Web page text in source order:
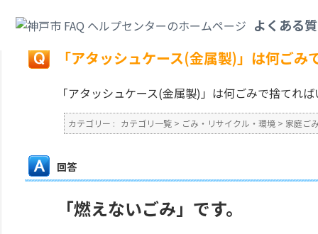
よくある
戻る
「アタッシュケース(金属製)」は何ごみ
「アタッシュケース(金属製)」は何ごみで捨てれ
カテゴリー : カテゴリ一覧 > ごみ・リサイクル・環境 > 家庭ご
回答
「燃えないごみ」です。